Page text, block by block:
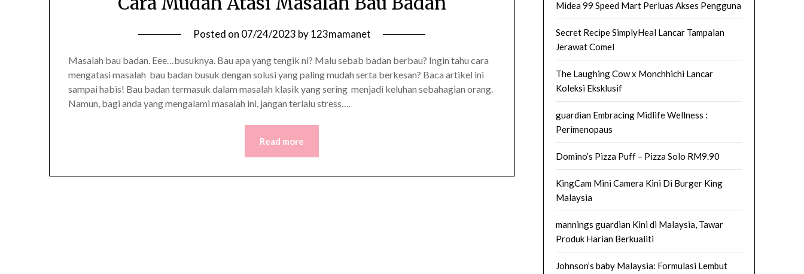
Posted on 07/24/2023 by123mamanet
Masalah bau badan. Eee…busuknya. Bau apa yang tengik ni? Malu sebab badan berbau? Ingin tahu cara
mengatasi masalah bau badan busuk dengan solusi yang paling mudah serta berkesan? Baca artikel ini
sampai habis! Bau badan termasuk dalam masalah klasik yang sering menjadi keluhan sebahagian orang.
Namun, bagi anda yang mengalami masalah ini, jangan terlalu stress….
Read more
Midea 99 Speed Mart Perluas Akses Pengguna
Secret Recipe SimplyHeal Lancar Tampalan
Jerawat Comel
The Laughing Cow x Monchhichi Lancar
Koleksi Eksklusif
guardian Embracing Midlife Wellness :
Perimenopaus
Domino’s Pizza Puff – Pizza Solo RM9.90
KingCam Mini Camera Kini Di Burger King
Malaysia
mannings guardian Kini di Malaysia, Tawar
Produk Harian Berkualiti
Johnson’s baby Malaysia: Formulasi Lembut